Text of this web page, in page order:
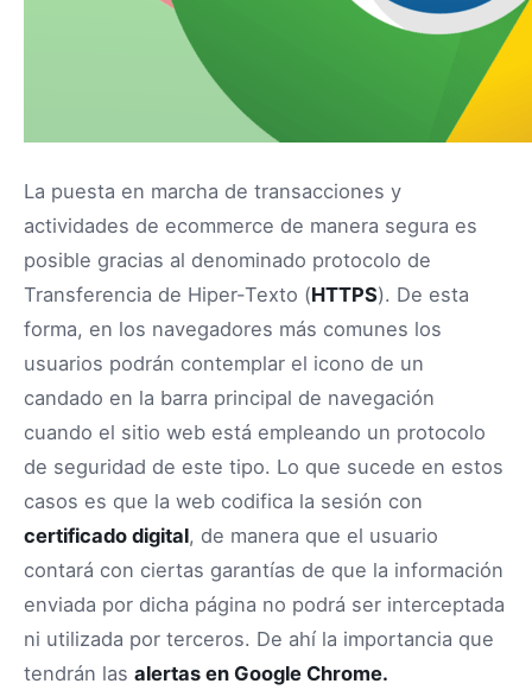
La puesta en marcha de transacciones y
actividades de ecommerce de manera segura es
posible gracias al denominado protocolo de
Transferencia de Hiper-Texto (HTTPS). De esta
forma, en los navegadores más comunes los
usuarios podrán contemplar el icono de un
candado en la barra principal de navegación
cuando el sitio web está empleando un protocolo
de seguridad de este tipo. Lo que sucede en estos
casos es que la web codifica la sesión con
certificado digital, de manera que el usuario
contará con ciertas garantías de que la información
enviada por dicha página no podrá ser interceptada
ni utilizada por terceros. De ahí la importancia que
tendrán las alertas en Google Chrome.